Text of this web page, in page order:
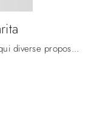
Vuoi arredare gli spazi di lavoro? Ecco qui diverse proposte di sedie ospiti e attesa in tessuto, come il modello Seduta ospiti e attesa Margarita di ...